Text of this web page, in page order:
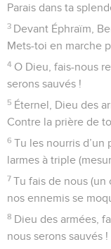
Parais dans ta
3 Devant Éphraïm,
Mets-toi en marche
4 O Dieu, fais-nous
serons sauvés !
5 Éternel, Dieu des
Contre la prière de
6 Tu les nourris d’un
larmes à triple
7 Tu fais de nous (un
nos ennemis se
8 Dieu des armées,
nous serons sauvés !